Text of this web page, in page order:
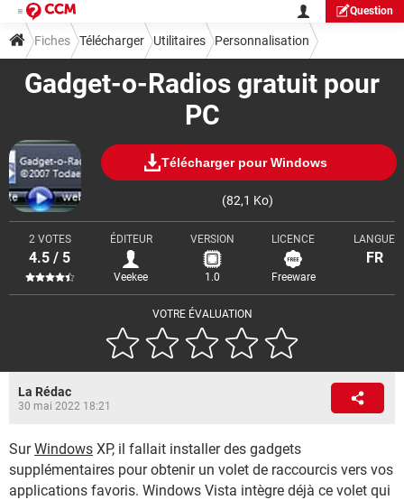
Question
Gadget-o-Radios gratuit pour
PC
Télécharger pour Windows
(82,1 Ko)
VOTRE ÉVALUATION
2 VOTES
4.5 / 5
ÉDITEUR
Veekee
VERSION
1.0
LICENCE
Freeware
LANGUE
FR
Fiches Télécharger Utilitaires Personnalisation
La Rédac
30 mai 2022 18:21
SurWindows XP, il fallait installer des gadgets
supplémentaires pour obtenir un volet de raccourcis vers vos
applications favoris. Windows Vista intègre déjà ce volet qui